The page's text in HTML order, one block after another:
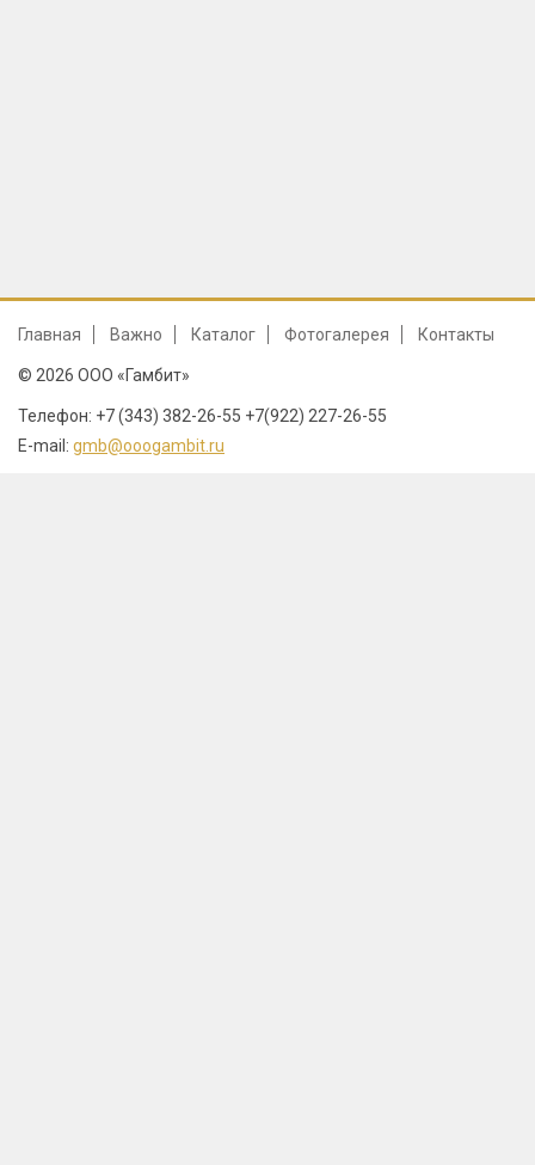
Главная Важно Каталог Фотогалерея Контакты
© 2026 ООО «Гамбит»
Телефон: +7 (343) 382-26-55 +7(922) 227-26-55
E-mail: gmb@ooogambit.ru